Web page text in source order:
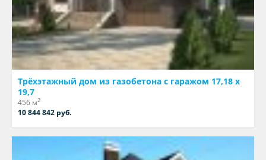
Трёхэтажный дом из газобетона с гаражом 17,18 х
19,7
456 м2
10 844 842 руб.